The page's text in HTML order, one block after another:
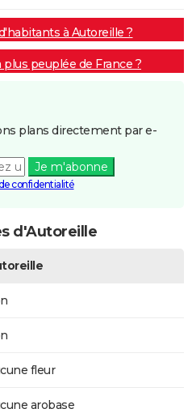
à Autoreille ?
plus peuplée de France ?
plans directement par e-
Je m'abonne
confidentialité
d'Autoreille
fleur
arobase